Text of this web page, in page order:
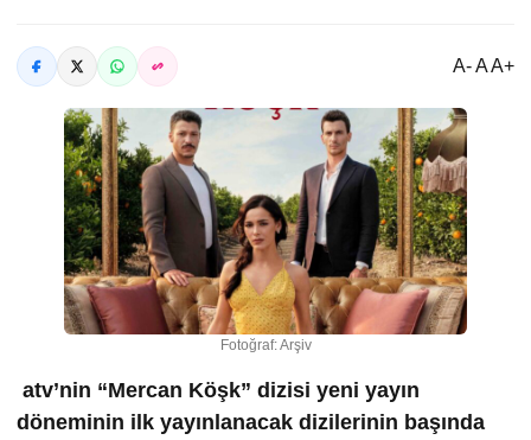
A- A A+
Fotoğraf: Arşiv
atv’nin “Mercan Köşk” dizisi yeni yayın
döneminin ilk yayınlanacak dizilerinin başında